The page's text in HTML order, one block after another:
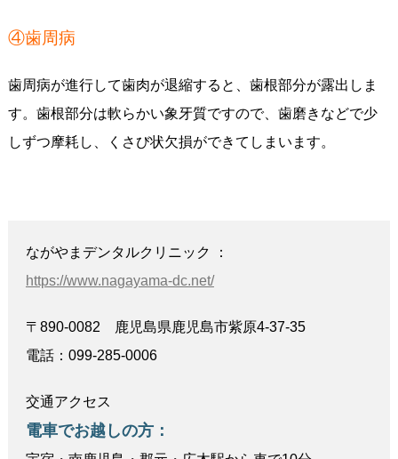
④歯周病
歯周病が進行して歯肉が退縮すると、歯根部分が露出しま
す。歯根部分は軟らかい象牙質ですので、歯磨きなどで少
しずつ摩耗し、くさび状欠損ができてしまいます。
ながやまデンタルクリニック ：
https://www.nagayama-dc.net/
〒890-0082 鹿児島県鹿児島市紫原4-37-35
電話：099-285-0006
交通アクセス
電車でお越しの方：